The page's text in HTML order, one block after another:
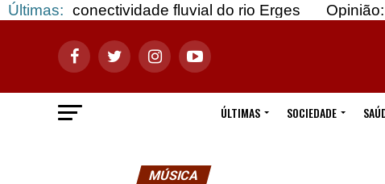
Últimas: fluvial do rio Erges Opinião: Gozar com
ÚLTIMAS
SOCIEDADE
MÚSICA